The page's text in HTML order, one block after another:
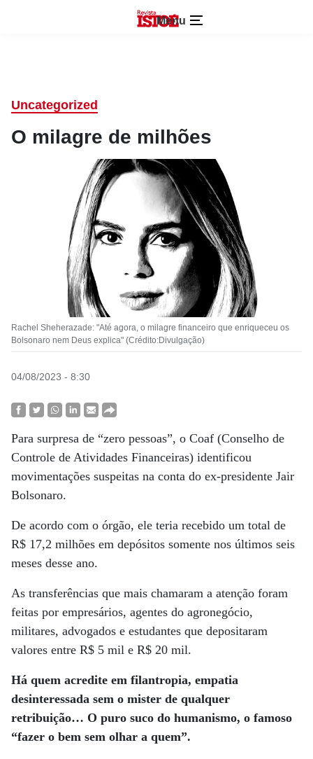
Menu
Uncategorized
O milagre de milhões
Rachel Sheherazade: "Até agora, o milagre financeiro que enriqueceu os
Bolsonaro nem Deus explica" (Crédito:Divulgação)
04/08/2023 - 8:30
Para surpresa de “zero pessoas”, o Coaf (Conselho de
Controle de Atividades Financeiras) identificou
movimentações suspeitas na conta do ex-presidente Jair
Bolsonaro.
De acordo com o órgão, ele teria recebido um total de
R$ 17,2 milhões em depósitos somente nos últimos seis
meses desse ano.
As transferências que mais chamaram a atenção foram
feitas por empresários, agentes do agronegócio,
militares, advogados e estudantes que depositaram
valores entre R$ 5 mil e R$ 20 mil.
Há quem acredite em filantropia, empatia
desinteressada sem o mister de qualquer
retribuição… O puro suco do humanismo, o famoso
“fazer o bem sem olhar a quem”.